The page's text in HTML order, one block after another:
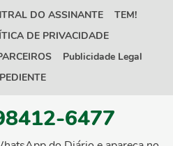
DO ASSINANTE
TEM!
DE PRIVACIDADE
Publicidade Legal
6477